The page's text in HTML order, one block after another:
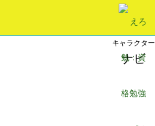
キャラクター
キャラクター
ナビ